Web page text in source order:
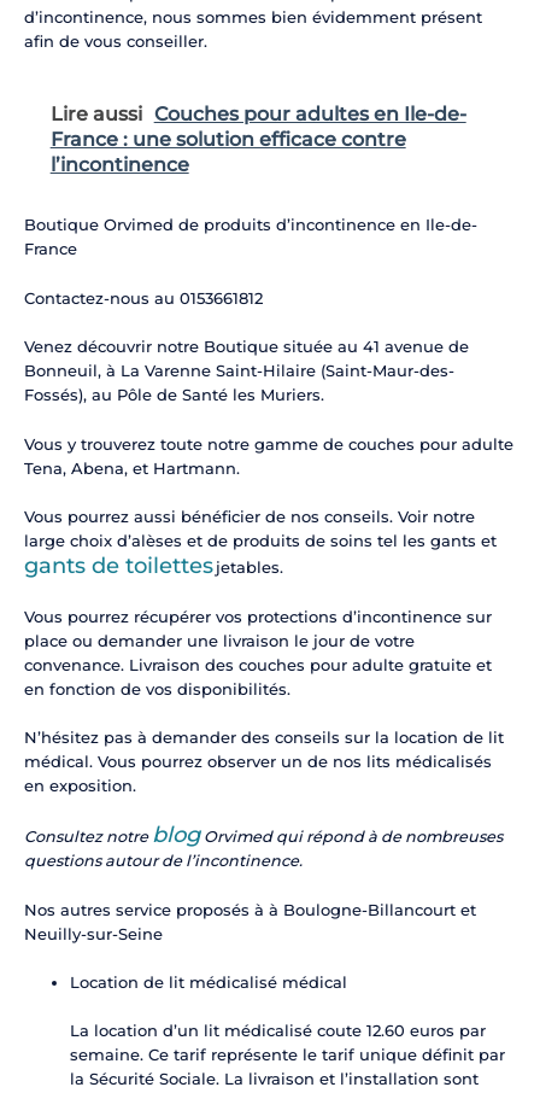
d’incontinence, nous sommes bien évidemment présent
afin de vous conseiller.
Lire aussi Couches pour adultes en Ile-de-
France : une solution efficace contre
l’incontinence
Boutique Orvimed de produits d’incontinence en Ile-de-
France
Contactez-nous au 0153661812
Venez découvrir notre Boutique située au 41 avenue de
Bonneuil, à La Varenne Saint-Hilaire (Saint-Maur-des-
Fossés), au Pôle de Santé les Muriers.
Vous y trouverez toute notre gamme de couches pour adulte
Tena, Abena, et Hartmann.
Vous pourrez aussi bénéficier de nos conseils. Voir notre
large choix d’alèses et de produits de soins tel les gants et
gants de toilettesjetables.
Vous pourrez récupérer vos protections d’incontinence sur
place ou demander une livraison le jour de votre
convenance. Livraison des couches pour adulte gratuite et
en fonction de vos disponibilités.
N’hésitez pas à demander des conseils sur la location de lit
médical. Vous pourrez observer un de nos lits médicalisés
en exposition.
Consultez notre blogOrvimed qui répond à de nombreuses
questions autour de l’incontinence.
Nos autres service proposés à à Boulogne-Billancourt et
Neuilly-sur-Seine
Location de lit médicalisé médical
La location d’un lit médicalisé coute 12.60 euros par
semaine. Ce tarif représente le tarif unique définit par
la Sécurité Sociale. La livraison et l’installation sont